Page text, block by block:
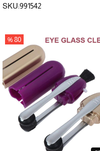
SKU:991542
80 %